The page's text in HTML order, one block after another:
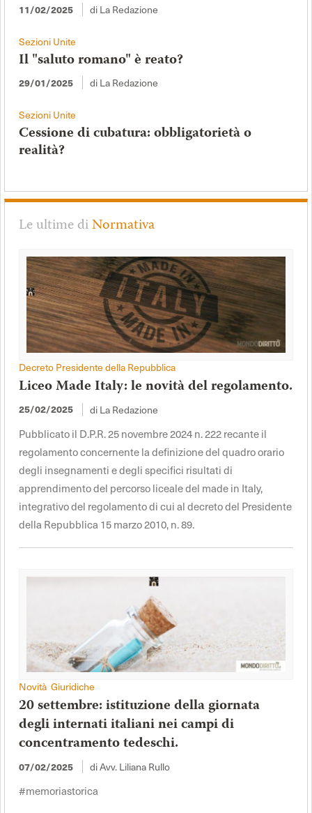
11/02/2025 di La Redazione
Sezioni Unite
Il "saluto romano" è reato?
29/01/2025 di La Redazione
Sezioni Unite
Cessione di cubatura: obbligatorietà o
realità?
Le ultime diNormativa
Decreto Presidente della Repubblica
Liceo Made Italy: le novità del regolamento.
25/02/2025 di La Redazione
Pubblicato il D.P.R. 25 novembre 2024 n. 222 recante il
regolamento concernente la definizione del quadro orario
degli insegnamenti e degli specifici risultati di
apprendimento del percorso liceale del made in Italy,
integrativo del regolamento di cui al decreto del Presidente
della Repubblica 15 marzo 2010, n. 89.
Novità Giuridiche
20 settembre: istituzione della giornata
degli internati italiani nei campi di
concentramento tedeschi.
07/02/2025 di Avv. Liliana Rullo
#memoriastorica